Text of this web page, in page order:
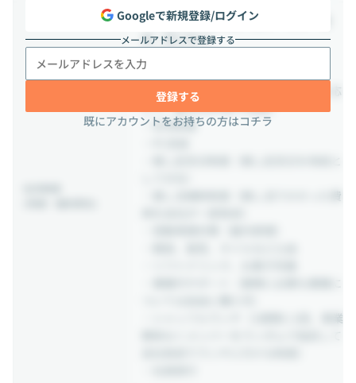
Googleで新規登録/ログイン
メールアドレスで登録する
登録する
既にアカウントをお持ちの方はコチラ
・各種社会保険完備（雇⽤・労災・健
康・厚⽣年⾦）
・交通費全額支給（社内規定あり）
・家賃補助（勤務年数及びグレードに応
じて、最大5万円まで支給）
・社宅制度
・推し活補助制度（推し活でかかった費
・シャッフルランチ（2週間に1回、事業